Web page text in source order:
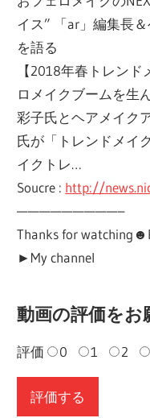
イス” 「ar」編集長
を語る
【2018年春トレン
ロメイクブームを生
彩子氏とヘアメイク
氏が「トレンドメイ
イクトレ…
Soucre : http://
—————————–
Thanks for
►My channel
動画の評価をお
評価 0 1 2